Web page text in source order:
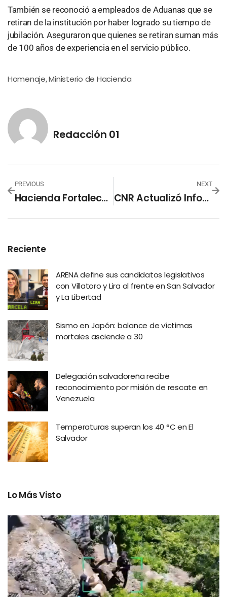
También se reconoció a empleados de Aduanas que se
retiran de la institución por haber logrado su tiempo de
jubilación. Aseguraron que quienes se retiran suman más
de 100 años de experiencia en el servicio público.
Homenaje,Ministerio de Hacienda
Redacción 01
PREVIOUS
Hacienda Fortalece Equipo Informático Para Combatir La Evasión
NEXT
CNR Actualizó Información De Propiedades En San Miguel
Reciente
ARENA define sus candidatos legislativos
con Villatoro y Lira al frente en San Salvador
y La Libertad
Sismo en Japón: balance de víctimas
mortales asciende a 30
Delegación salvadoreña recibe
reconocimiento por misión de rescate en
Venezuela
Temperaturas superan los 40 °C en El
Salvador
Lo Más Visto